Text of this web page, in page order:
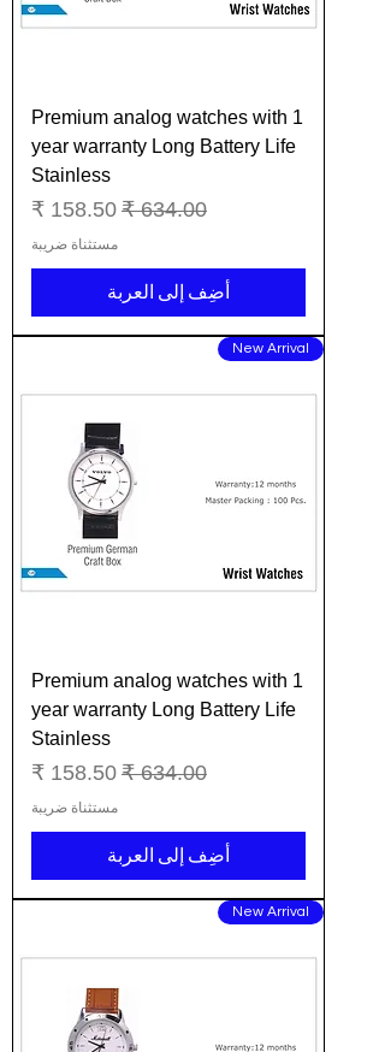
Premium analog watches with 1
year warranty Long Battery Life
Stainless
سعر عاديسعر البيع
مستثناة ضريبة
أضِف إلى العربة
New Arrival
Premium analog watches with 1
year warranty Long Battery Life
Stainless
سعر عاديسعر البيع
مستثناة ضريبة
أضِف إلى العربة
New Arrival